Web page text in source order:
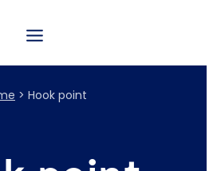
> Hook point